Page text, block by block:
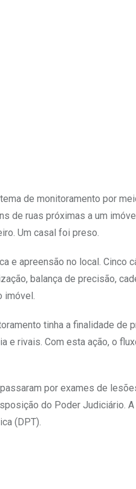
de monitoramento por
de ruas próximas a um
Um casal foi preso.
e apreensão no local. Cinco
balança de precisão,
imóvel.
tinha a finalidade de
e rivais. Com esta ação, o
por exames de
do Poder Judiciário.
(DPT).